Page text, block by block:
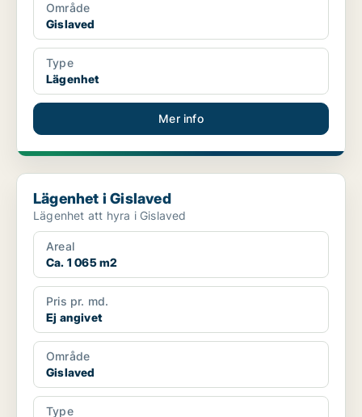
Område
Gislaved
Type
Lägenhet
Mer info
Lägenhet i Gislaved
Lägenhet i Gislaved
Lägenhet att hyra i Gislaved
Areal
Ca. 1 065 m2
Pris pr. md.
Ej angivet
Område
Gislaved
Type